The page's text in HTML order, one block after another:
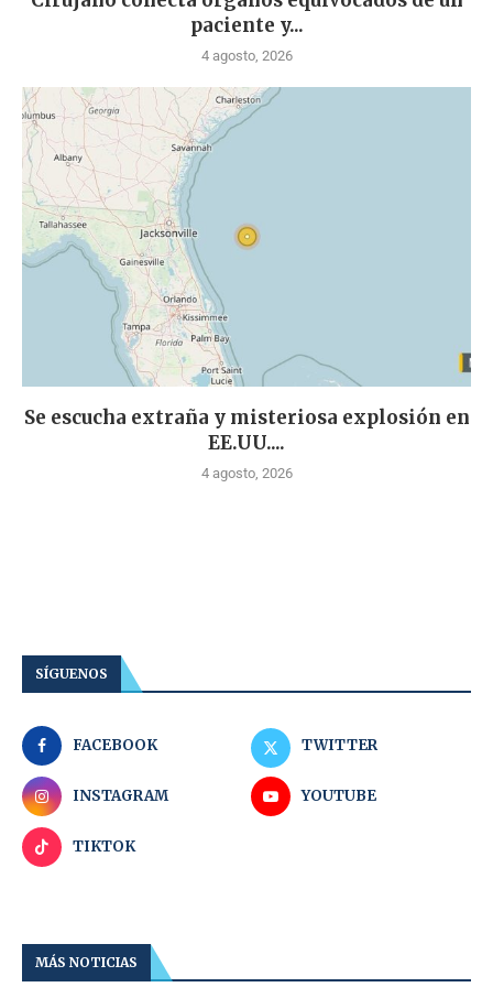
paciente y...
4 agosto, 2026
Se escucha extraña y misteriosa explosión en
EE.UU....
4 agosto, 2026
SÍGUENOS
FACEBOOK TWITTER
INSTAGRAM YOUTUBE
TIKTOK
MÁS NOTICIAS